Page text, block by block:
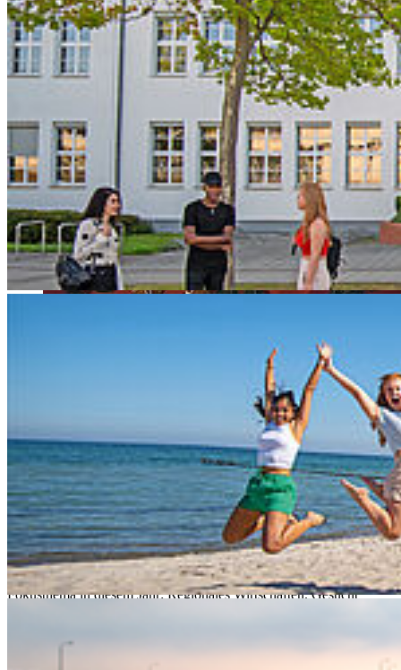
Die Hansestadt und die Hochschule Stralsund haben drei Projekte,
die beispielhaft regionales Wirtschaften fördern, mit dem
Zukunftspreis ausgezeichnet. Den Rahmen dafür bot das
Wirtschaftsforum am 28. November. Oberbürgermeister Alexander
Badrow und Rektor Prof. Dr. Ralph Sonntag wollen mit dem Preis
in diesem Jahr Projekte würdigen, die den Geist des Welterbes in die
Zukunft tragen und Nachhaltigkeit und Lebensqualität verbinden,
Ideen, die Zukunftsorientierung sichtbar machen, regionale
Netzwerke stärken und gemeinsames Gestalten fördern.
Leitmotiv des Zukunftspreises
… ist „Welterbe – Verpflichtung für Tradition und Zukunft“, das
Fokusthema in diesem Jahr: Regionales Wirtschaften. Gesucht
Netzwerke aufbauen. Teilnehmen konnten Privatpersonen,